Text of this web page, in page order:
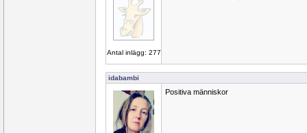
Antal inlägg: 277
idabambi
Positiva människor